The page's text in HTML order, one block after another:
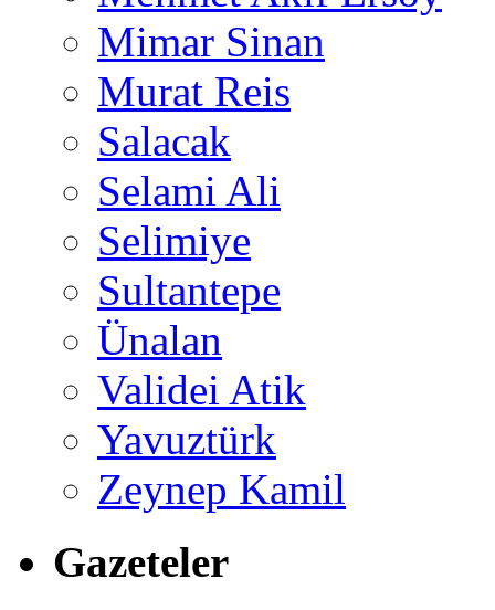
Mimar Sinan
Murat Reis
Salacak
Selami Ali
Selimiye
Sultantepe
Ünalan
Validei Atik
Yavuztürk
Zeynep Kamil
Gazeteler